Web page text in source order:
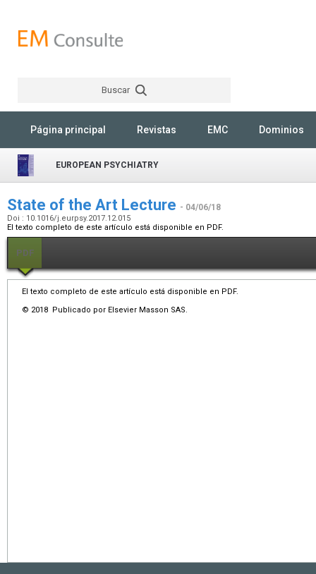
Buscar
Página principal Revistas EMC Dominios
EUROPEAN PSYCHIATRY
State of the Art Lecture - 04/06/18
Doi : 10.1016/j.eurpsy.2017.12.015
El texto completo de este artículo está disponible en PDF.
PDF
El texto completo de este artículo está disponible en PDF.
© 2018 Publicado por Elsevier Masson SAS.